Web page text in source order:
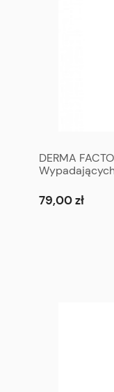
DERMA
Ampoule 300
79,00 zł